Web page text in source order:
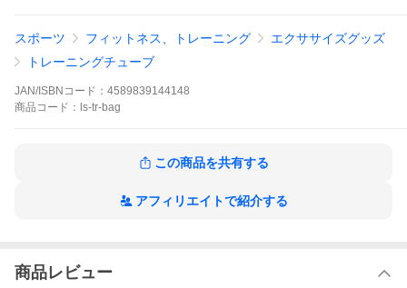
スポーツ フィットネス、トレーニング
エクササイズグッズ
トレーニングチューブ
JAN/ISBNコード： 4589839144148
商品 コード： ls-tr-bag
この商品を共有する
アフィリエイトで紹介する
商品レビュー